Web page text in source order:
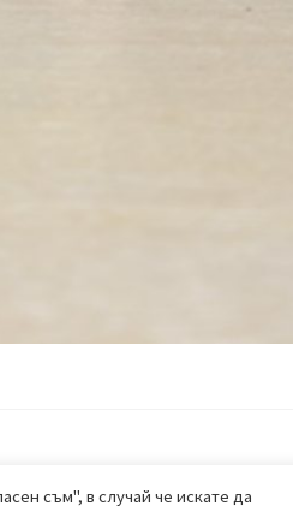
2020|BEHUB
съм", в случай че искате да